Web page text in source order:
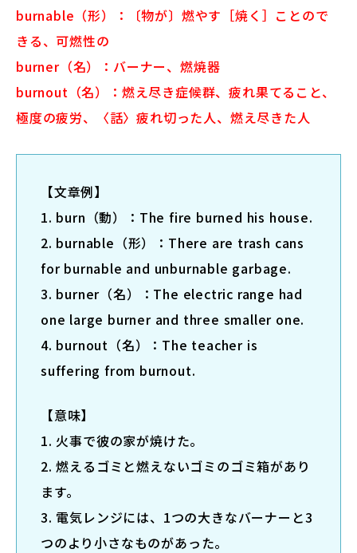
burnable（形）：〔物が〕燃やす［焼く］ことので
きる、可燃性の
burner（名）：バーナー、燃焼器
burnout（名）：燃え尽き症候群、疲れ果てること、
極度の疲労、〈話〉疲れ切った人、燃え尽きた人
【文章例】
1. burn（動）：The fire burned his house.
2. burnable（形）：There are trash cans
for burnable and unburnable garbage.
3. burner（名）：The electric range had
one large burner and three smaller one.
4. burnout（名）：The teacher is
suffering from burnout.
【意味】
1. 火事で彼の家が焼けた。
2. 燃えるゴミと燃えないゴミのゴミ箱があり
ます。
3. 電気レンジには、1つの大きなバーナーと3
つのより小さなものがあった。